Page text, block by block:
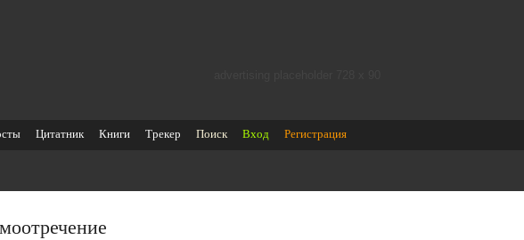
Цитатник Книги Трекер Поиск Вход Регистрация